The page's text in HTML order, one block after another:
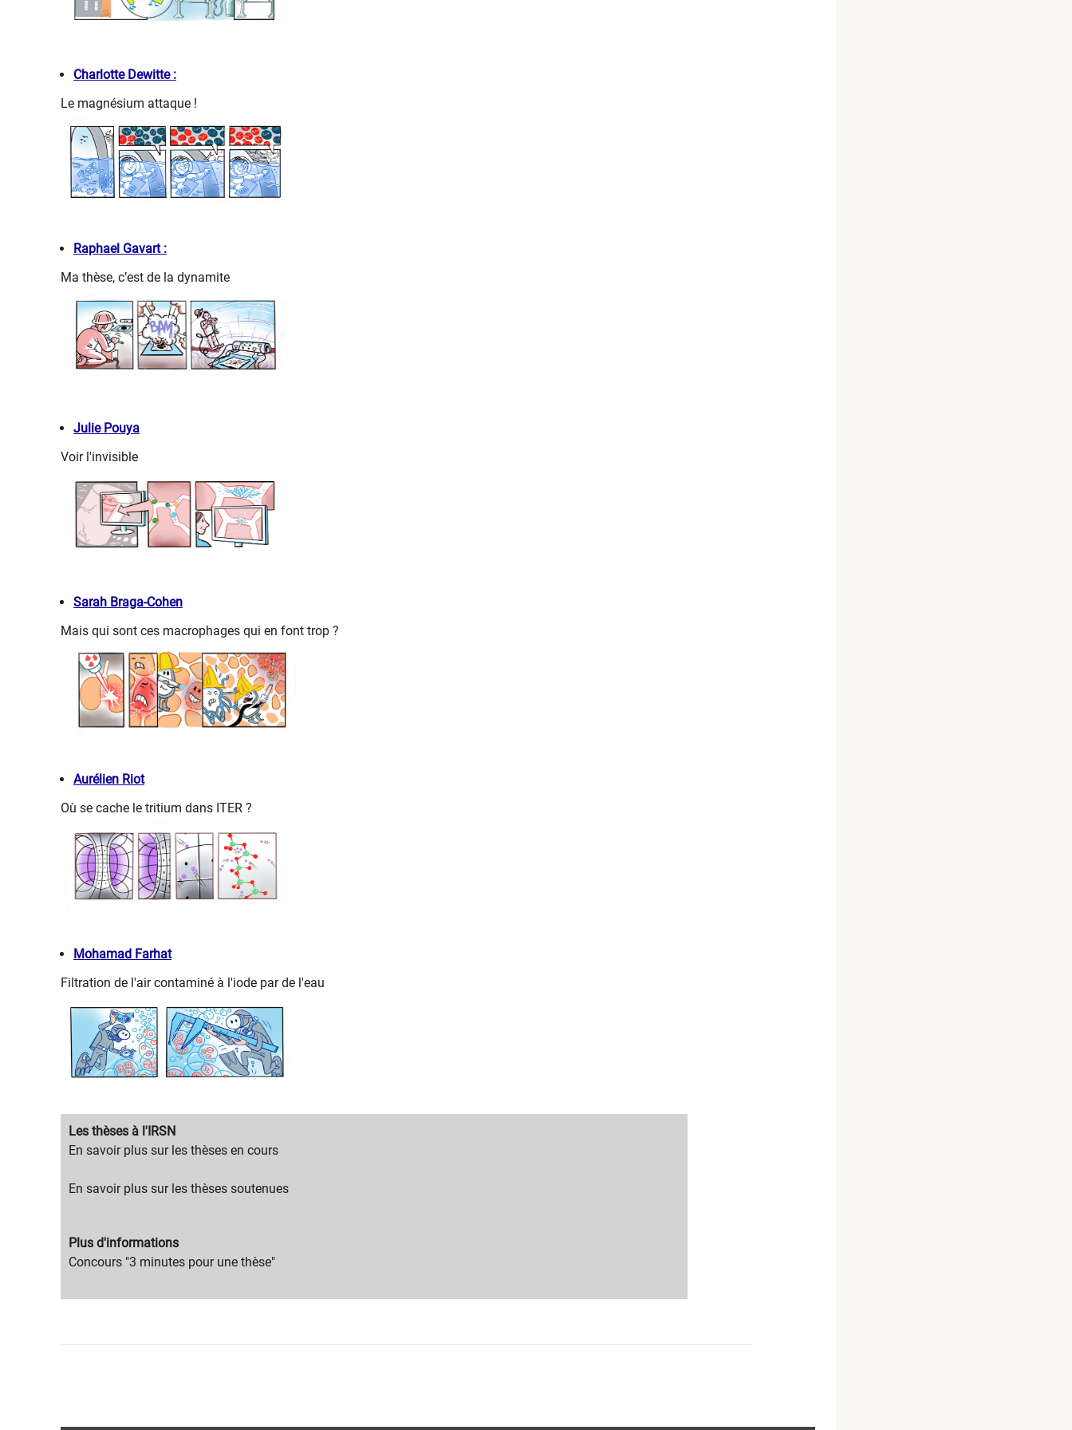
Charlotte Dewitte :
Le magnésium attaque !
Raphael Gavart :
Ma thèse, c’est de la dynamite
Julie Pouya
Voir l'invisible
Sarah Braga-Cohen
Mais qui sont ces macrophages qui en font trop ?
Aurélien Riot
Où se cache le tritium dans ITER ?
Mohamad Farhat
Filtration de l'air contaminé à l'iode par de l'eau
Migration
content
Les thèses à l'IRSN
Migration
text
​En savoir plus sur les thèses en cours
En savoir plus sur les thèses soutenues
Migration
content
Plus d'informations
Migration
text
Concours "3 minutes pour une thèse"